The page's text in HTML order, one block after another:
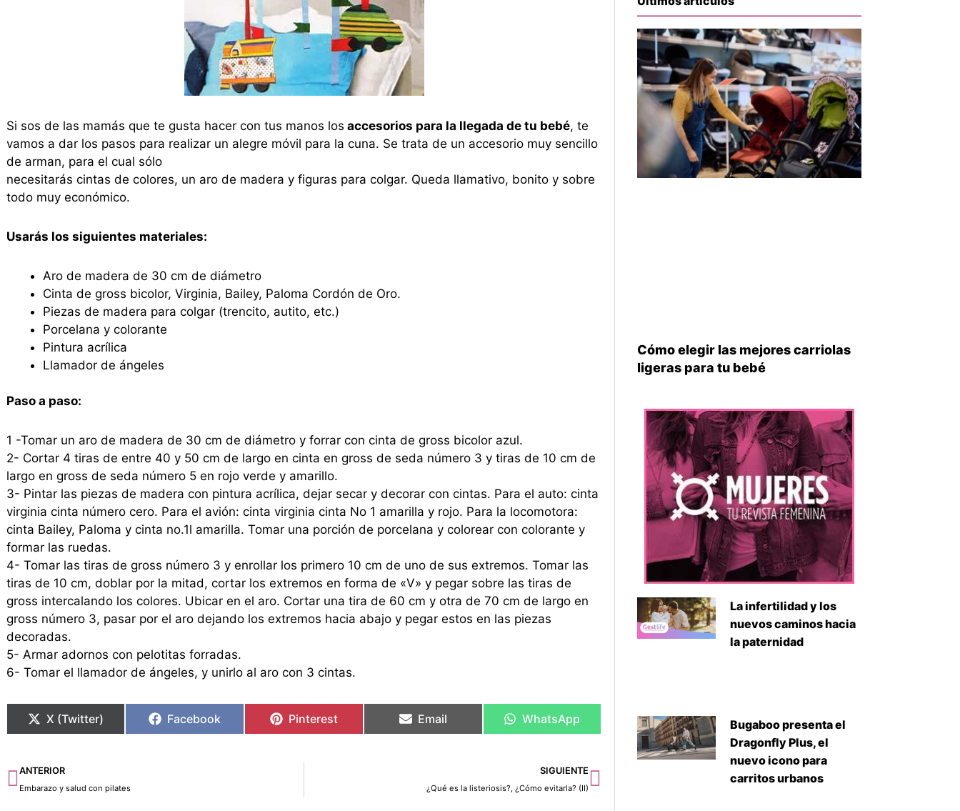
Si sos de las mamás que te gusta hacer con tus manos los accesorios para la llegada de tu bebé, te
vamos a dar los pasos para realizar un alegre móvil para la cuna. Se trata de un accesorio muy sencillo
de arman, para el cual sólo
necesitarás cintas de colores, un aro de madera y figuras para colgar. Queda llamativo, bonito y sobre
todo muy económico.
Usarás los siguientes materiales:
Aro de madera de 30 cm de diámetro
Cinta de gross bicolor, Virginia, Bailey, Paloma Cordón de Oro.
Piezas de madera para colgar (trencito, autito, etc.)
Porcelana y colorante
Pintura acrílica
Llamador de ángeles
Paso a paso:
1 -Tomar un aro de madera de 30 cm de diámetro y forrar con cinta de gross bicolor azul.
2- Cortar 4 tiras de entre 40 y 50 cm de largo en cinta en gross de seda número 3 y tiras de 10 cm de
largo en gross de seda número 5 en rojo verde y amarillo.
3- Pintar las piezas de madera con pintura acrílica, dejar secar y decorar con cintas. Para el auto: cinta
virginia cinta número cero. Para el avión: cinta virginia cinta No 1 amarilla y rojo. Para la locomotora:
cinta Bailey, Paloma y cinta no.1l amarilla. Tomar una porción de porcelana y colorear con colorante y
formar las ruedas.
4- Tomar las tiras de gross número 3 y enrollar los primero 10 cm de uno de sus extremos. Tomar las
tiras de 10 cm, doblar por la mitad, cortar los extremos en forma de «V» y pegar sobre las tiras de
gross intercalando los colores. Ubicar en el aro. Cortar una tira de 60 cm y otra de 70 cm de largo en
gross número 3, pasar por el aro dejando los extremos hacia abajo y pegar estos en las piezas
decoradas.
5- Armar adornos con pelotitas forradas.
6- Tomar el llamador de ángeles, y unirlo al aro con 3 cintas.
X (Twitter) Facebook Pinterest Email WhatsApp
Ant
ANTERIOR
Embarazo y salud con pilates
SIGUIENTE
¿Qué es la listeriosis?, ¿Cómo evitarla? (II)
Siguiente
Cómo elegir las mejores carriolas
ligeras para tu bebé
La infertilidad y los
nuevos caminos hacia
la paternidad
Bugaboo presenta el
Dragonfly Plus, el
nuevo icono para
carritos urbanos